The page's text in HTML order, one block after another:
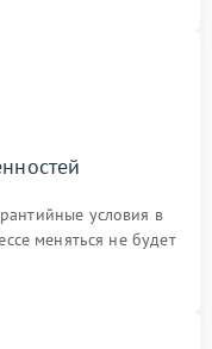
условия в
меняться не будет